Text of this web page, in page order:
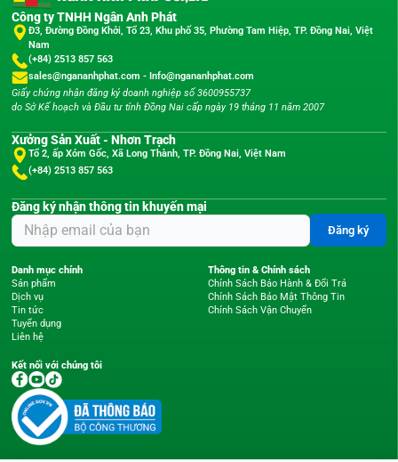
Công ty TNHH Ngân Anh Phát
Đ3, Đường Đồng Khởi, Tổ 23, Khu phố 35, Phường Tam Hiệp, TP. Đồng Nai, Việt
Nam
(+84) 2513 857 563
sales@ngananhphat.com - Info@ngananhphat.com
Giấy chứng nhận đăng ký doanh nghiệp số 3600955737
do Sở Kế hoạch và Đầu tư tỉnh Đồng Nai cấp ngày 19 tháng 11 năm 2007
Xưởng Sản Xuất - Nhơn Trạch
Tổ 2, ấp Xóm Gốc, Xã Long Thành, TP. Đồng Nai, Việt Nam
(+84) 2513 857 563
Đăng ký nhận thông tin khuyến mại
Đăng ký
Danh mục chính
Sản phẩm
Dịch vụ
Tin tức
Tuyển dụng
Liên hệ
Thông tin & Chính sách
Chính Sách Bảo Hành & Đổi Trả
Chính Sách Bảo Mật Thông Tin
Chính Sách Vận Chuyển
Kết nối với chúng tôi